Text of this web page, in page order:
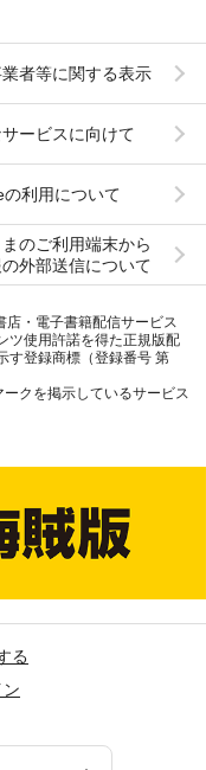
者等に関する表示
ービスに向けて
の利用について
のご利用端末から
外部送信について
店・電子書籍配信サービス
ツ使用許諾を得た正規版配
す登録商標（登録番号 第
クを掲示しているサービス
る